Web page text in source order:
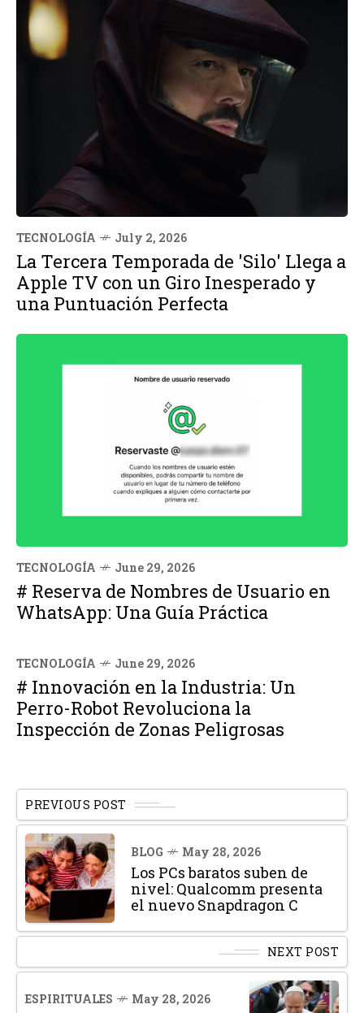
TECNOLOGÍA July 2, 2026
La Tercera Temporada de 'Silo' Llega a
Apple TV con un Giro Inesperado y
una Puntuación Perfecta
TECNOLOGÍA June 29, 2026
# Reserva de Nombres de Usuario en
WhatsApp: Una Guía Práctica
TECNOLOGÍA June 29, 2026
# Innovación en la Industria: Un
Perro-Robot Revoluciona la
Inspección de Zonas Peligrosas
PREVIOUS POST
BLOG May 28, 2026
Los PCs baratos suben de
nivel: Qualcomm presenta
el nuevo Snapdragon C
NEXT POST
ESPIRITUALES May 28, 2026